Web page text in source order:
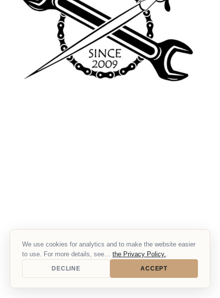
We use cookies for analytics and to make the website easier
to use. For more details, see… the Privacy Policy..
DECLINE ACCEPT